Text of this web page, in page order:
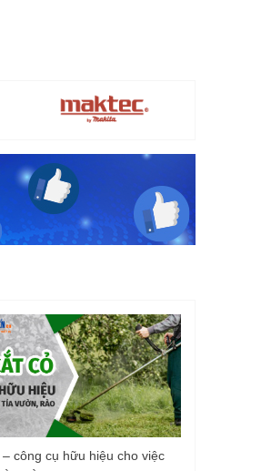
công cụ hữu hiệu cho việc